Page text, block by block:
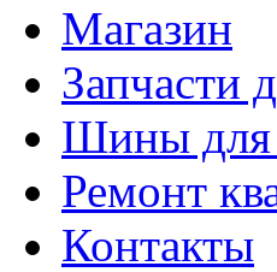
Магазин
Запчасти
Шины для
Ремонт
Контакты